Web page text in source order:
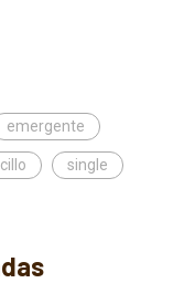
emergente
single